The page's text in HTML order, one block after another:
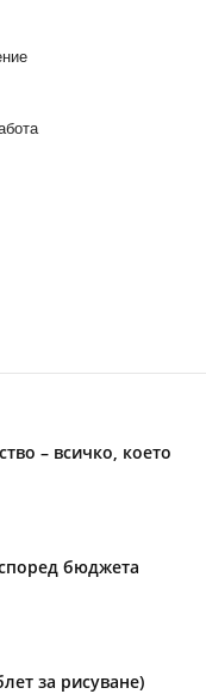
– всичко, което
бюджета
за рисуване)